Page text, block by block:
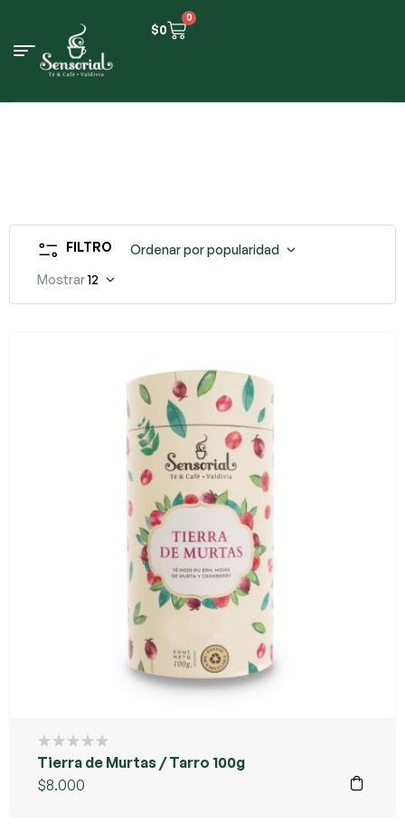
$0
0
FILTRO
Ordenar por popularidad
Mostrar12
Tierra de Murtas / Tarro 100g
$8.000